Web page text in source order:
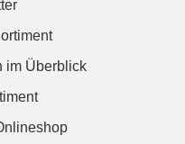
im Überblick